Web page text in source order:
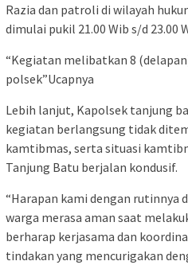
Razia dan patroli di wilayah
dimulai pukil 21.00 Wib s/d 23.00
“Kegiatan melibatkan 8
polsek”Ucapnya
Lebih lanjut, Kapolsek tanjung
kegiatan berlangsung tidak
kamtibmas, serta situasi
Tanjung Batu berjalan kondusif.
“Harapan kami dengan rutinnya
warga merasa aman saat
berharap kerjasama dan
tindakan yang mencurigakan